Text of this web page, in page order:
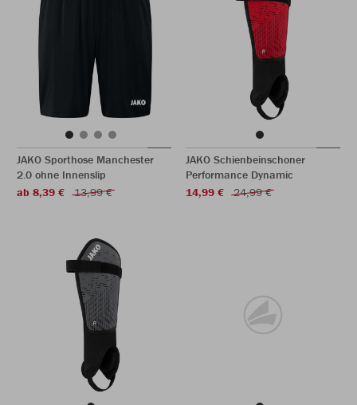
JAKO Sporthose Manchester
2.0 ohne Innenslip
ab 8,39 €
13,99 €
JAKO Schienbeinschoner
Performance Dynamic
14,99 €
24,99 €